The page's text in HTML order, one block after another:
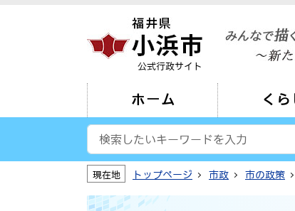
公式行政サイト
ホーム くら
現在地 トップページ 市政 市の政策